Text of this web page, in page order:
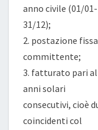
anno civile (01/01-
31/12);
2. postazione
committente;
3. fatturato pari
anni solari
consecutivi, cioè
coincidenti col